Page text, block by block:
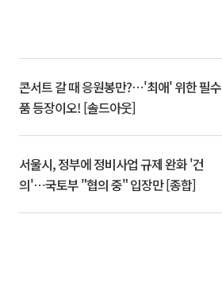
콘서트 갈 때 응원봉만?⋯'최애' 위한 필수
품 등장이오! [솔드아웃]
서울시, 정부에 정비사업 규제 완화 '건
의'⋯국토부 "협의 중" 입장만 [종합]